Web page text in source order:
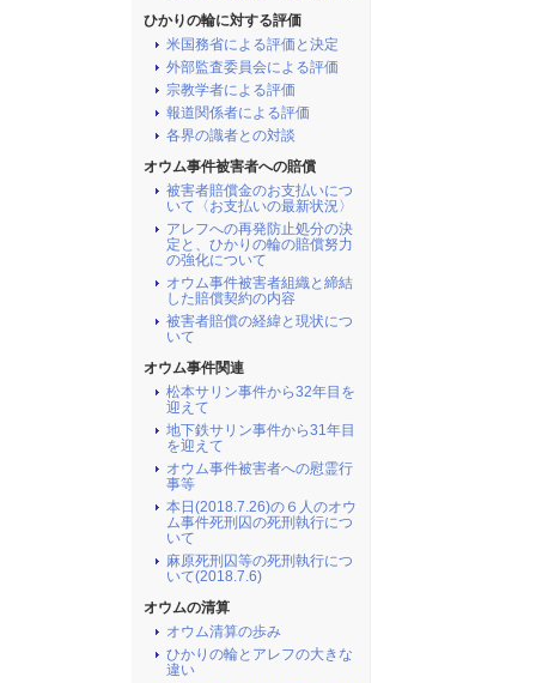
ひかりの輪に対する評価
米国務省による評価と決定
外部監査委員会による評価
宗教学者による評価
報道関係者による評価
各界の識者との対談
オウム事件被害者への賠償
被害者賠償金のお支払いにつ
いて〈お支払いの最新状況〉
アレフへの再発防止処分の決
定と、ひかりの輪の賠償努力
の強化について
オウム事件被害者組織と締結
した賠償契約の内容
被害者賠償の経緯と現状につ
いて
オウム事件関連
松本サリン事件から32年目を
迎えて
地下鉄サリン事件から31年目
を迎えて
オウム事件被害者への慰霊行
事等
本日(2018.7.26)の６人のオウ
ム事件死刑囚の死刑執行につ
いて
麻原死刑囚等の死刑執行につ
いて(2018.7.6)
オウムの清算
オウム清算の歩み
ひかりの輪とアレフの大きな
違い